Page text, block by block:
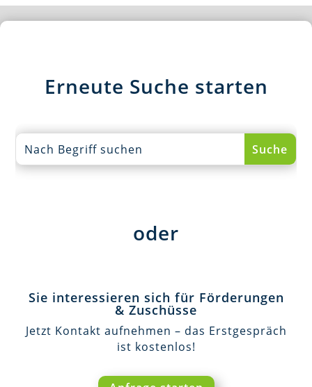
Erneute Suche starten
oder
Sie interessieren sich für Förderungen
& Zuschüsse
Jetzt Kontakt aufnehmen – das Erstgespräch
ist kostenlos!